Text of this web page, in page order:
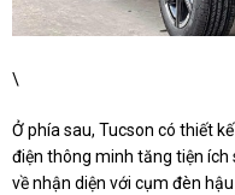
\
Ở phía sau, Tucson có thiết
điện thông minh tăng tiện ích
về nhận diện với cụm đèn